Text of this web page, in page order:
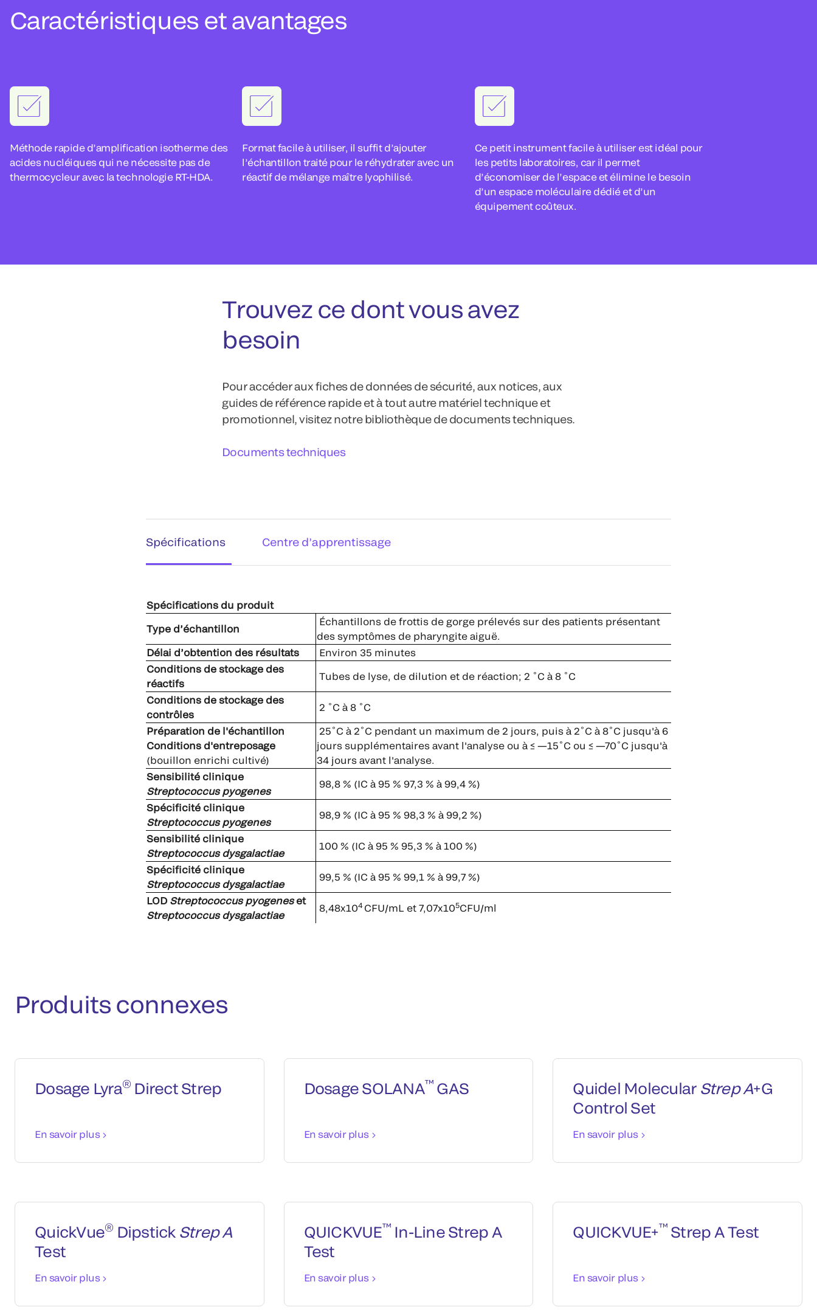
Caractéristiques et avantages
Méthode rapide d’amplification isotherme des
acides nucléiques qui ne nécessite pas de
thermocycleur avec la technologie RT-HDA.
Format facile à utiliser, il suffit d’ajouter
l’échantillon traité pour le réhydrater avec un
réactif de mélange maître lyophilisé.
Ce petit instrument facile à utiliser est idéal pour
les petits laboratoires, car il permet
d’économiser de l’espace et élimine le besoin
d’un espace moléculaire dédié et d’un
équipement coûteux.
Trouvez ce dont vous avez
besoin
Pour accéder aux fiches de données de sécurité, aux notices, aux
guides de référence rapide et à tout autre matériel technique et
promotionnel, visitez notre bibliothèque de documents techniques.
Documents techniques
Spécifications Centre d’apprentissage
Spécifications du produit
Type d’échantillon
Échantillons de frottis de gorge prélevés sur des patients présentant
des symptômes de pharyngite aiguë.
Délai d’obtention des résultats
Environ 35 minutes
Conditions de stockage des
réactifs
Tubes de lyse, de dilution et de réaction; 2 ˚C à 8 ˚C
Conditions de stockage des
contrôles
2 ˚C à 8 ˚C
Préparation de l'échantillon
Conditions d'entreposage
(bouillon enrichi cultivé)
25˚C à 2˚C pendant un maximum de 2 jours, puis à 2˚C à 8˚C jusqu'à 6
jours supplémentaires avant l'analyse ou à ≤ —15˚C ou ≤ —70˚C jusqu'à
34 jours avant l'analyse.
Sensibilité clinique
Streptococcus pyogenes
98,8 % (IC à 95 % 97,3 % à 99,4 %)
Spécificité clinique
Streptococcus pyogenes
98,9 % (IC à 95 % 98,3 % à 99,2 %)
Sensibilité clinique
Streptococcus dysgalactiae
100 % (IC à 95 % 95,3 % à 100 %)
Spécificité clinique
Streptococcus dysgalactiae
99,5 % (IC à 95 % 99,1 % à 99,7 %)
LOD Streptococcus pyogeneset
Streptococcus dysgalactiae
8,48x104 CFU/mL et 7,07x105CFU/ml
Produits connexes
Dosage Lyra® Direct Strep
En savoir plus
Dosage SOLANA™ GAS
En savoir plus
Quidel Molecular Strep A+G
Control Set
En savoir plus
QuickVue® Dipstick Strep A
Test
En savoir plus
QUICKVUE™In-Line Strep A
Test
En savoir plus
QUICKVUE+™Strep A Test
En savoir plus